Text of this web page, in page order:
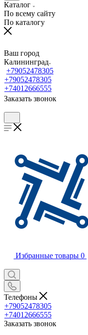
Каталог
По всему сайту
По каталогу
Ваш город
Калининград
+79052478305
+79052478305
+74012666555
Заказать звонок
Избранные товары 0
Телефоны
+79052478305
+74012666555
Заказать звонок